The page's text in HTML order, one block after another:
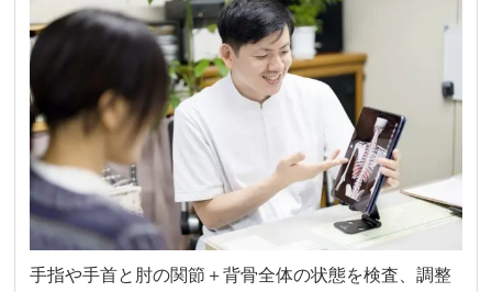
手指や手首と肘の関節＋背骨全体の状態を検査、調整